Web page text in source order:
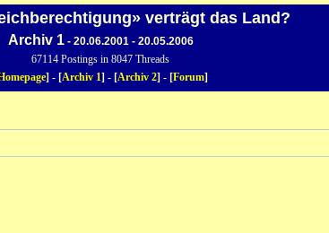
verträgt das Land?
Archiv 1- 20.06.2001 - 20.05.2006
67114 Postings in 8047 Threads
] - [Archiv 1] - [Archiv 2] - [Forum]